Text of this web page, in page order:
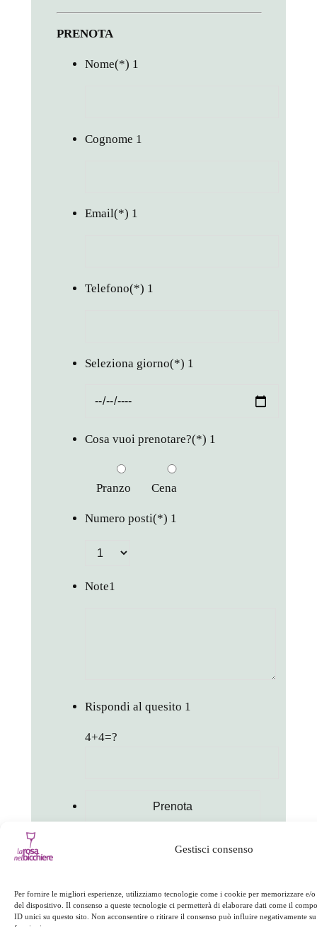
Gestisci consenso
Per fornire le migliori esperienze, utilizziamo tecnologie come i cookie per memorizzare e/
del dispositivo. Il consenso a queste tecnologie ci permetterà di elaborare dati come il
ID unici su questo sito. Non acconsentire o ritirare il consenso può influire negativamente
PRENOTA
Nome(*) 1
Cognome 1
Email(*) 1
Telefono(*) 1
Seleziona giorno(*) 1
Cosa vuoi prenotare?(*) 1
Pranzo Cena
Numero posti(*) 1
Note1
Rispondi al quesito 1
4+4=?